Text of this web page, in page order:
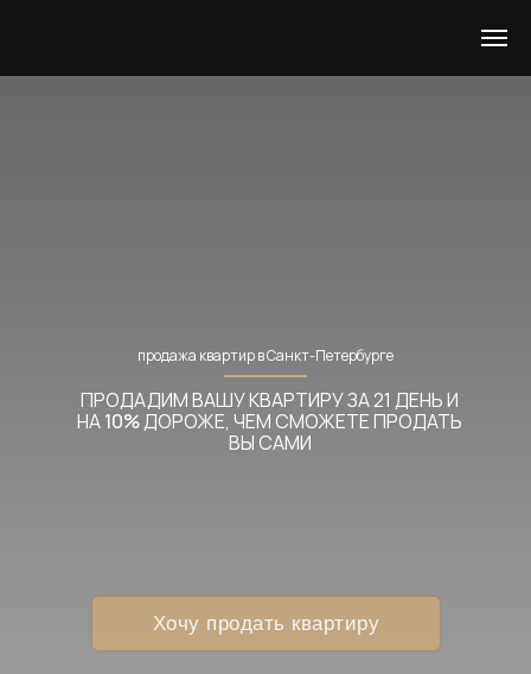
ПРОДАДИМ ВАШУ КВАРТИРУ ЗА 21 ДЕНЬ И
НА10%ДОРОЖЕ, ЧЕМ СМОЖЕТЕ ПРОДАТЬ
ВЫ САМИ
продажа квартир в Санкт-Петербурге
Хочу продать квартиру